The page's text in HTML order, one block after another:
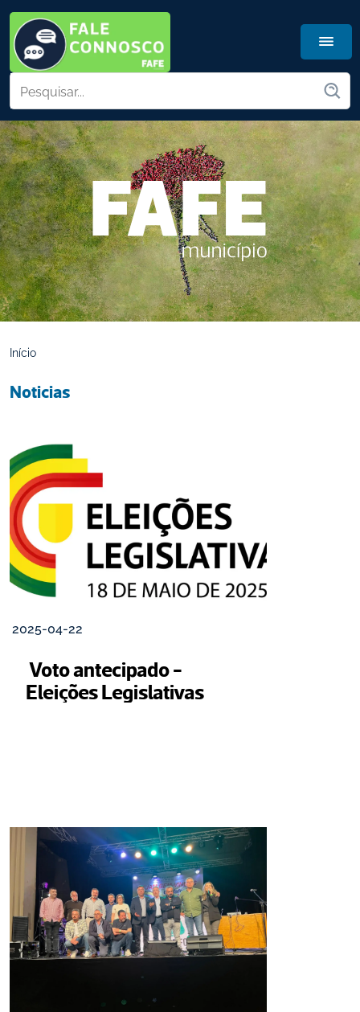
Início
Noticias
2025-04-22
Voto antecipado -
Eleições Legislativas